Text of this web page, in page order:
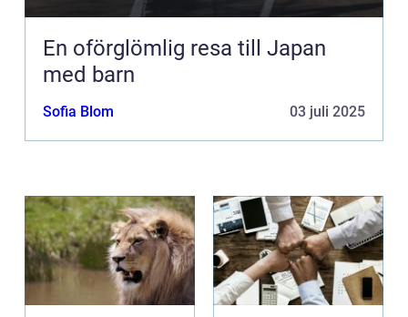
En oförglömlig resa till Japan
med barn
Sofia Blom 03 juli 2025